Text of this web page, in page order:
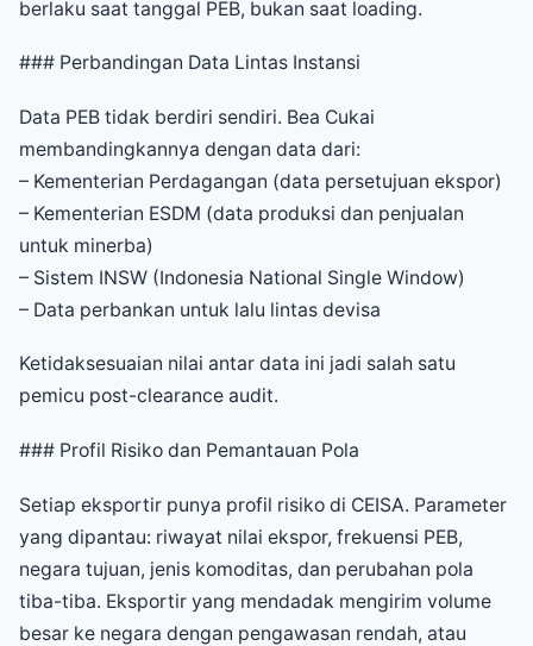
berlaku saat tanggal PEB, bukan saat loading.
### Perbandingan Data Lintas Instansi
Data PEB tidak berdiri sendiri. Bea Cukai
membandingkannya dengan data dari:
– Kementerian Perdagangan (data persetujuan ekspor)
– Kementerian ESDM (data produksi dan penjualan
untuk minerba)
– Sistem INSW (Indonesia National Single Window)
– Data perbankan untuk lalu lintas devisa
Ketidaksesuaian nilai antar data ini jadi salah satu
pemicu post-clearance audit.
### Profil Risiko dan Pemantauan Pola
Setiap eksportir punya profil risiko di CEISA. Parameter
yang dipantau: riwayat nilai ekspor, frekuensi PEB,
negara tujuan, jenis komoditas, dan perubahan pola
tiba-tiba. Eksportir yang mendadak mengirim volume
besar ke negara dengan pengawasan rendah, atau